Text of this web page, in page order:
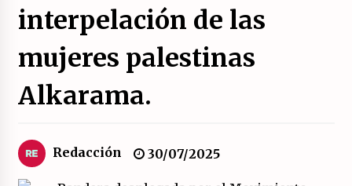
Movilización social contra los presupuestos
21/07/2026
El XXII Congreso del PCE y sus dos proyectos
Fundación de Investigaciones Marxistas (FIM)
interpelación de las
mujeres palestinas
Alkarama.
Redacción 30/07/2025